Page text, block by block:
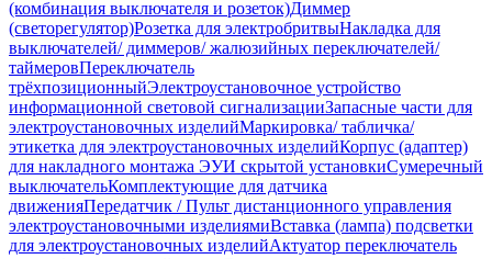
(комбинация выключателя и розеток)Диммер
(светорегулятор)Розетка для электробритвыНакладка для
выключателей/ диммеров/ жалюзийных переключателей/
таймеровПереключатель
трёхпозиционныйЭлектроустановочное устройство
информационной световой сигнализацииЗапасные части для
электроустановочных изделийМаркировка/ табличка/
этикетка для электроустановочных изделийКорпус (адаптер)
для накладного монтажа ЭУИ скрытой установкиСумеречный
выключательКомплектующие для датчика
движенияПередатчик / Пульт дистанционного управления
электроустановочными изделиямиВставка (лампа) подсветки
для электроустановочных изделийАктуатор переключатель